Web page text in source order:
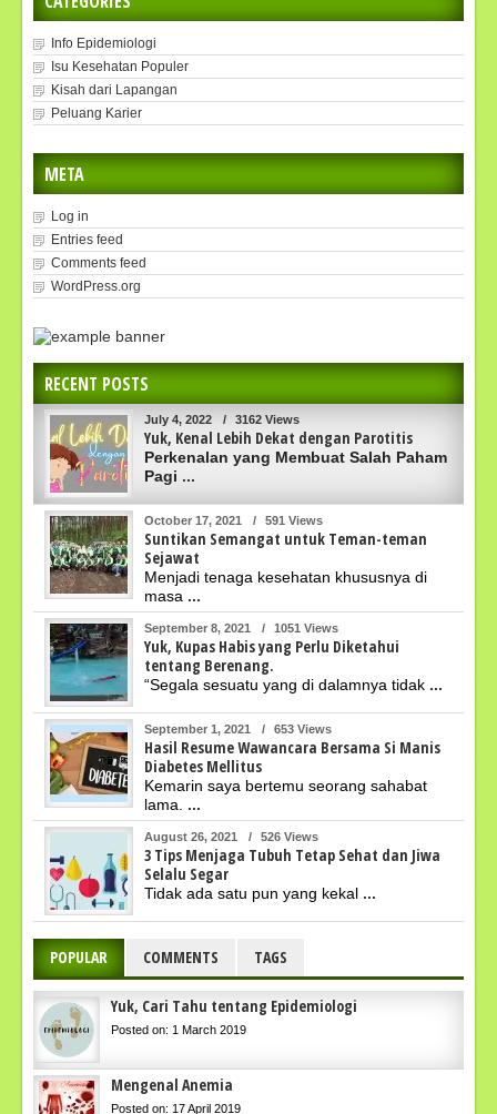
Info Epidemiologi
Isu Kesehatan Populer
Kisah dari Lapangan
Peluang Karier
META
Log in
Entries feed
Comments feed
WordPress.org
RECENT POSTS
July 4, 2022 / 3162 Views
Yuk, Kenal Lebih Dekat dengan Parotitis
Perkenalan yang Membuat Salah Paham
Pagi ...
October 17, 2021 / 591 Views
Suntikan Semangat untuk Teman-teman
Sejawat
Menjadi tenaga kesehatan khususnya di
masa ...
September 8, 2021 / 1051 Views
Yuk, Kupas Habis yang Perlu Diketahui
tentang Berenang.
“Segala sesuatu yang di dalamnya tidak ...
September 1, 2021 / 653 Views
Hasil Resume Wawancara Bersama Si Manis
Diabetes Mellitus
Kemarin saya bertemu seorang sahabat
lama. ...
August 26, 2021 / 526 Views
3 Tips Menjaga Tubuh Tetap Sehat dan Jiwa
Selalu Segar
Tidak ada satu pun yang kekal ...
POPULAR COMMENTS TAGS
Yuk, Cari Tahu tentang Epidemiologi
Posted on: 1 March 2019
Mengenal Anemia
Posted on: 17 April 2019